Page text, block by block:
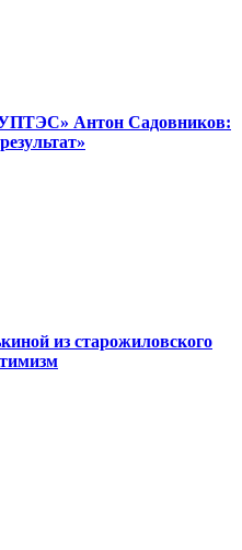
Антон Садовников:
из старожиловского